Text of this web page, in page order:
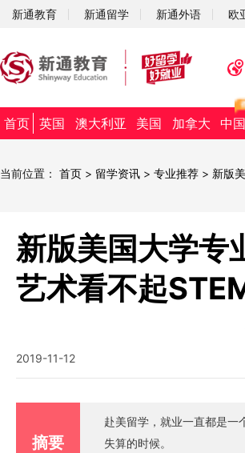
新通教育 新通留学 新通外语 欧
首页 英国 澳大利亚 美国 加拿大 中国
当前位置： 首页 > 留学资讯 > 专业推荐 > 新版
新版美国大学专
艺术看不起
2019-11-12
摘要
赴美留学，就业一直都是一
失算的时候。